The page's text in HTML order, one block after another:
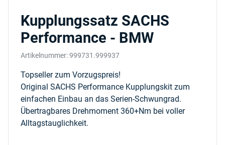
Kupplungssatz SACHS
Performance - BMW
Artikelnummer:999731.999937
Topseller zum Vorzugspreis!
Original SACHS Performance Kupplungskit zum
einfachen Einbau an das Serien-Schwungrad.
Übertragbares Drehmoment 360+Nm bei voller
Alltagstauglichkeit.